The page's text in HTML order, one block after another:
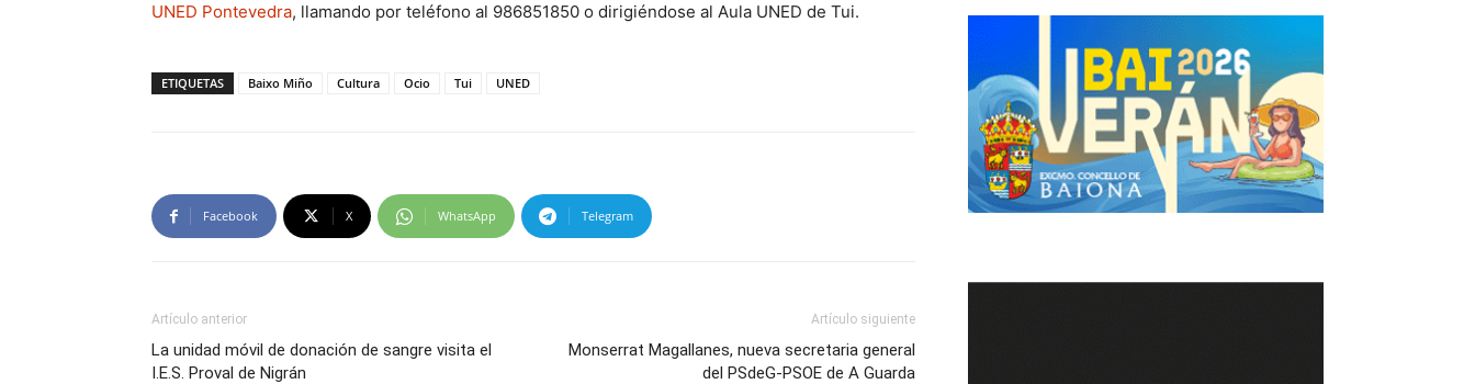
UNED Pontevedra, llamando por teléfono al 986851850 o dirigiéndose al Aula UNED de Tui.
ETIQUETAS Baixo Miño Cultura Ocio Tui UNED
Facebook X WhatsApp Telegram
Artículo anterior
La unidad móvil de donación de sangre visita el
I.E.S. Proval de Nigrán
Artículo siguiente
Monserrat Magallanes, nueva secretaria general
del PSdeG-PSOE de A Guarda